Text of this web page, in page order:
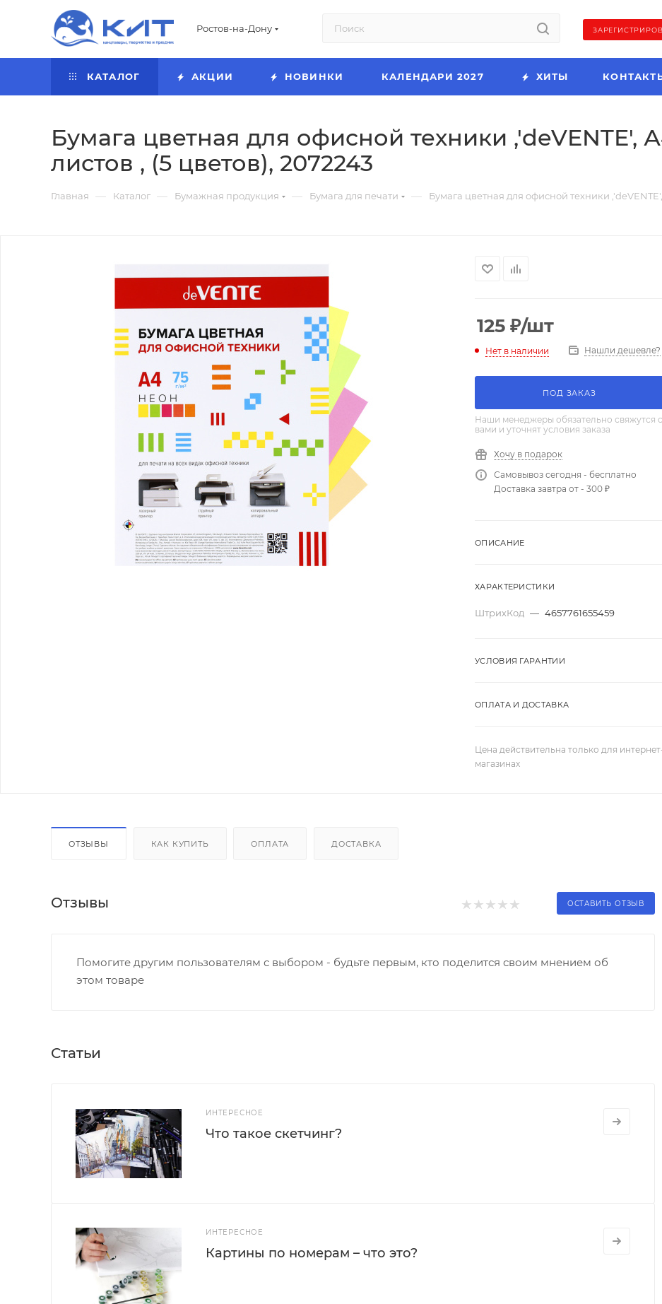
Ростов-на-Дону
КАТАЛОГ АКЦИИ НОВИНКИ КАЛЕНДАРИ 2027 ХИТЫ
Бумага цветная для офисной техники ,'deVENTE',
листов , (5 цветов), 2072243
Главная — Каталог — Бумажная продукция — Бумага для печати — Бумага цветная для офисной техники
125 ₽/шт
Нет в наличии Нашли дешевле?
ПОД ЗАКАЗ
Наши менеджеры обязательно свяжутся с
вами и уточнят условия заказа
Хочу в подарок
Самовывоз сегодня - бесплатно
Доставка завтра от - 300 ₽
ОПИСАНИЕ
ХАРАКТЕРИСТИКИ
ШтрихКод — 4657761655459
УСЛОВИЯ ГАРАНТИИ
ОПЛАТА И ДОСТАВКА
Цена действительна только для
магазинах
ОТЗЫВЫ КАК КУПИТЬ ОПЛАТА ДОСТАВКА
Отзывы ОСТАВИТЬ ОТЗЫВ
Помогите другим пользователям с выбором - будьте первым, кто поделится своим мнением об
этом товаре
Статьи
ИНТЕРЕСНОЕ
Что такое скетчинг?
ИНТЕРЕСНОЕ
Картины по номерам – что это?